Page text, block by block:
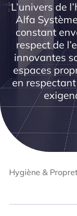
L’univers de
Alfa
constant
respect de
innovantes
espaces
en
Hygiène &